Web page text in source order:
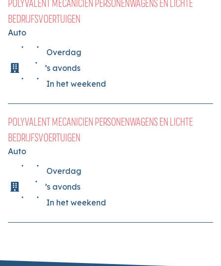
POLYVALENT MECANICIEN PERSONENWAGENS EN LICHTE
BEDRIJFSVOERTUIGEN
Auto
Overdag
’s avonds
In het weekend
POLYVALENT MECANICIEN PERSONENWAGENS EN LICHTE
BEDRIJFSVOERTUIGEN
Auto
Overdag
’s avonds
In het weekend